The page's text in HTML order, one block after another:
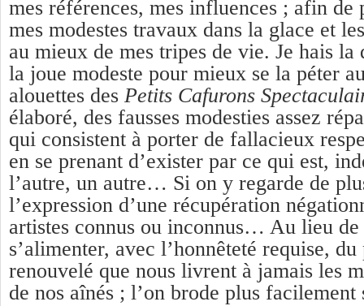
mes références, mes influences ; afin de
mes modestes travaux dans la glace et
au mieux de mes tripes de vie. Je hais la
la joue modeste pour mieux se la péter
alouettes des Petits Cafurons
élaboré, des fausses modesties assez
qui consistent à porter de fallacieux
en se prenant d’exister par ce qui est,
l’autre, un autre… Si on y regarde de
l’expression d’une récupération
artistes connus ou inconnus… Au lieu de
s’alimenter, avec l’honnêteté requise, du
renouvelé que nous livrent à jamais les
de nos aînés ; l’on brode plus